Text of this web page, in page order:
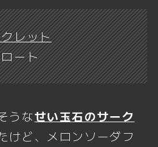
レット
ート
うなせい玉石のサーク
けど、メロンソーダフ